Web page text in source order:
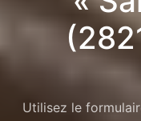
Utilisez le